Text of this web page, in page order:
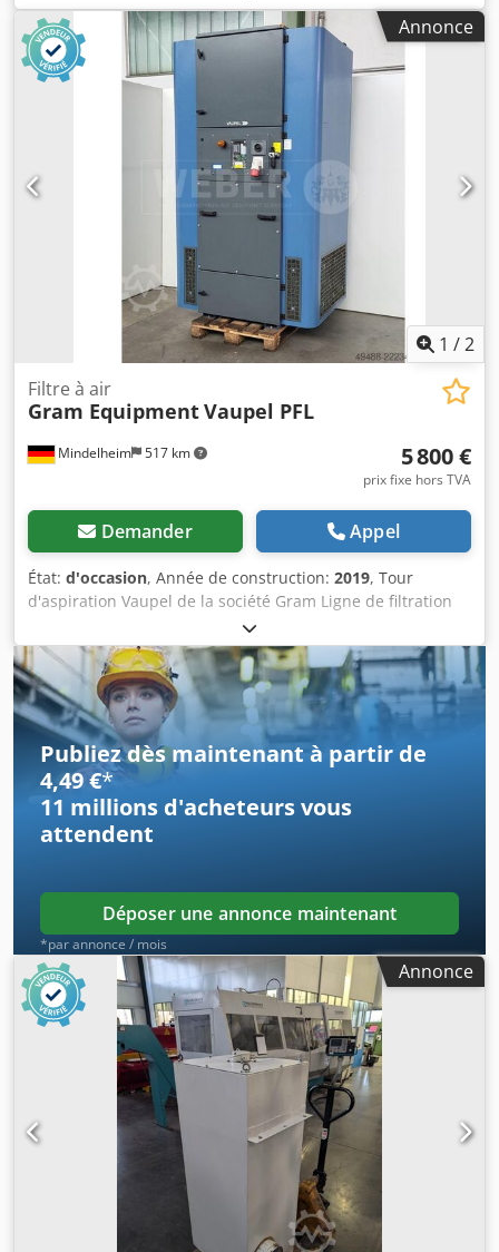
Annonce
1 /2
Mindelheim 517 km
Filtre à air
Gram EquipmentVaupel PFL
5 800 €
prix fixe hors TVA
Demander Appel
État: d'occasion, Année de construction: 2019, Tour
d'aspiration Vaupel de la société Gram Ligne de filtration
avec ventilateur Type/Modèle : FL 52 / VE 5500 / W3 État :
Occasion Année de fabrication : 2019 Données techniques
: Nombre de cartouches filtrantes : 4 Nombre
d'électrovannes : 4 Dedpfx Aszhvvbedgjwa Surface de
filtration G102 : 52 m² Surface de filtration G105 : 84 m²
Débit d'air comprimé : 30 l/min Conteneur à poussière : 35
l Poids : 630 kg Dimensions (L x l x H) : 1400 mm x 1200 mm
x 2490 mm
Publiez dès maintenant à partir de
4,49 €*
11 millions d'acheteursvous
attendent
Déposer une annonce maintenant
*par annonce / mois
Annonce